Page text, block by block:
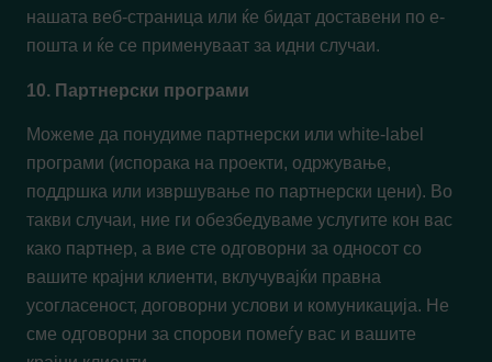
нашата веб-страница или ќе бидат доставени по е-
пошта и ќе се применуваат за идни случаи.
10. Партнерски програми
Можеме да понудиме партнерски или white-label
програми (испорака на проекти, одржување,
поддршка или извршување по партнерски цени). Во
такви случаи, ние ги обезбедуваме услугите кон вас
како партнер, а вие сте одговорни за односот со
вашите крајни клиенти, вклучувајќи правна
усогласеност, договорни услови и комуникација. Не
сме одговорни за спорови помеѓу вас и вашите